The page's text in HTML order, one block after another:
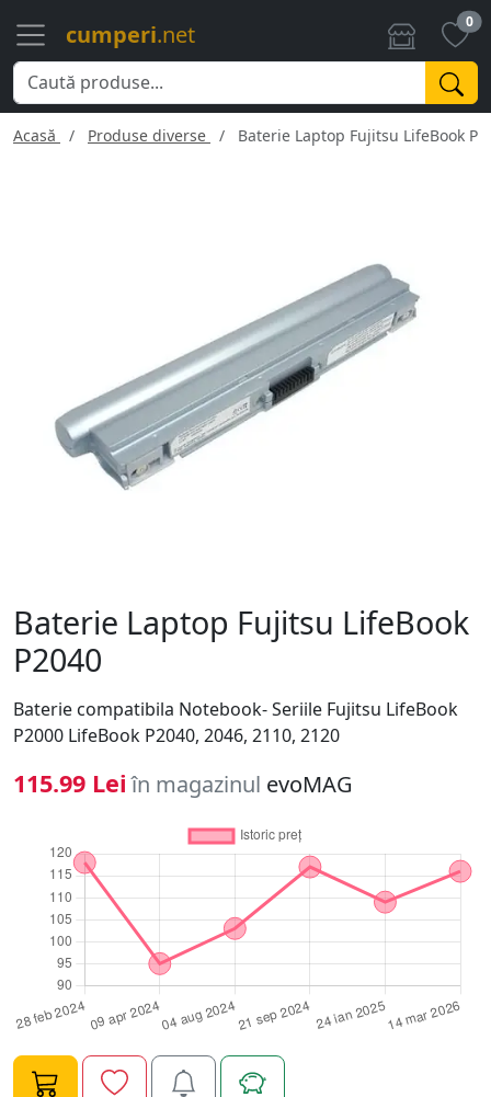
cumperi.net 0
Acasă Produse diverse Baterie Laptop Fujitsu LifeBook
Baterie Laptop Fujitsu LifeBook
P2040
Baterie compatibila Notebook- Seriile Fujitsu LifeBook
P2000 LifeBook P2040, 2046, 2110, 2120
115.99 Lei în magazinul evoMAG